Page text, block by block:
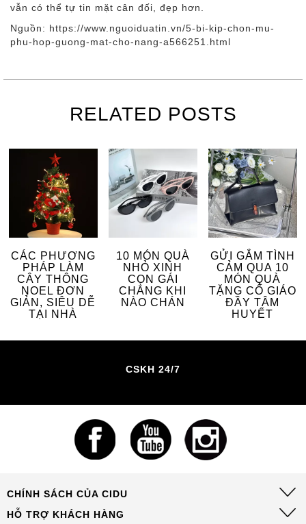
vẫn có thể tự tin mặt cân đối, đẹp hơn.
Nguồn: https://www.nguoiduatin.vn/5-bi-kip-chon-mu-
phu-hop-guong-mat-cho-nang-a566251.html
RELATED POSTS
CÁC PHƯƠNG
PHÁP LÀM
CÂY THÔNG
NOEL ĐƠN
GIẢN, SIÊU DỄ
TẠI NHÀ
10 MÓN QUÀ
NHỎ XINH
CON GÁI
CHẲNG KHI
NÀO CHÁN
GỬI GẮM TÌNH
CẢM QUA 10
MÓN QUÀ
TẶNG CÔ GIÁO
ĐẦY TÂM
HUYẾT
CSKH 24/7
CHÍNH SÁCH CỦA CIDU
HỖ TRỢ KHÁCH HÀNG